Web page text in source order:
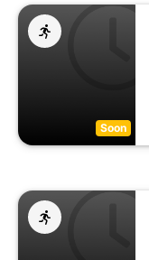
Soon